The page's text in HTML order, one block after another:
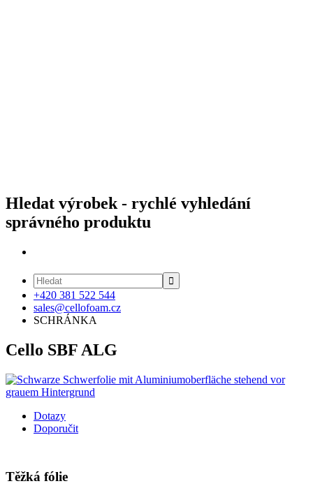
Hledat výrobek - rychlé vyhledání
správného produktu

+420 381 522 544
sales@cellofoam.cz
SCHRÁNKA
Cello SBF ALG
Dotazy
Doporučit
Těžká fólie